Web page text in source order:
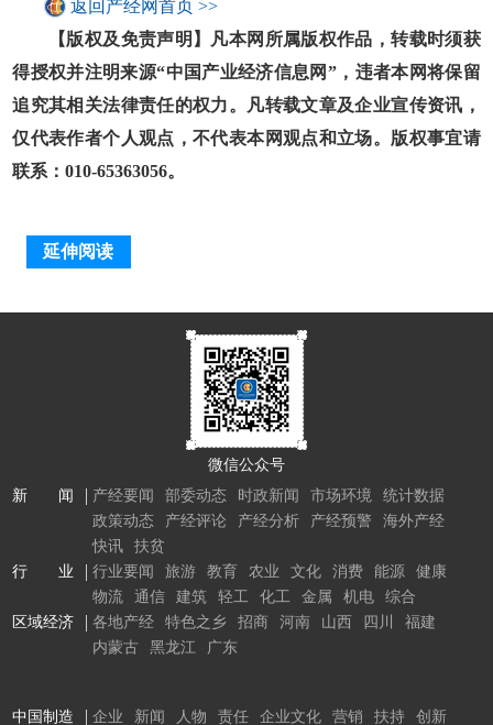
返回产经网首页 >>
【版权及免责声明】凡本网所属版权作品，转载时须获
得授权并注明来源“中国产业经济信息网”，违者本网将保留
追究其相关法律责任的权力。凡转载文章及企业宣传资讯，
仅代表作者个人观点，不代表本网观点和立场。版权事宜请
联系：010-65363056。
延伸阅读
微信公众号
新 闻
产经要闻 部委动态 时政新闻 市场环境
统计数据
政策动态
产经评论 产经分析 产经预警
海外产经
快讯
扶贫
行 业
行业要闻 旅游 教育 农业 文化 消费 能源
健康
物流
通信 建筑 轻工 化工 金属 机电
综合
区域经济
各地产经 特色之乡 招商 河南 山西 四川
福建
内蒙古
黑龙江 广东
中国制造 企业 新闻 人物 责任 企业文化 营销 扶持 创新